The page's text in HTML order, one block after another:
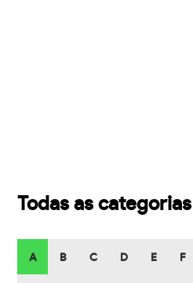
Todas as categorias
A B C D E F